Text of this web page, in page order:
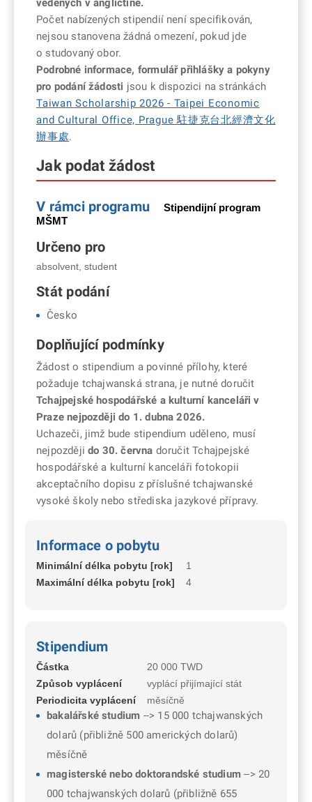
vedených v angličtině.
Počet nabízených stipendií není specifikován,
nejsou stanovena žádná omezení, pokud jde
o studovaný obor.
Podrobné informace, formulář přihlášky a pokyny
pro podání žádosti jsou k dispozici na stránkách
Taiwan Scholarship 2026 - Taipei Economic
and Cultural Office, Prague 駐捷克台北經濟文化
辦事處.
Jak podat žádost
V rámci programu
Stipendijní program
MŠMT
Určeno pro
absolvent, student
Stát podání
Česko
Doplňující podmínky
Žádost o stipendium a povinné přílohy, které
požaduje tchajwanská strana, je nutné doručit
Tchajpejské hospodářské a kulturní kanceláři v
Praze nejpozději do 1. dubna 2026.
Uchazeči, jimž bude stipendium uděleno, musí
nejpozdějido 30. června doručit Tchajpejské
hospodářské a kulturní kanceláři fotokopii
akceptačního dopisu z příslušné tchajwanské
vysoké školy nebo střediska jazykové přípravy.
Informace o pobytu
Minimální délka pobytu [rok]
1
Maximální délka pobytu [rok]
4
Stipendium
Částka
20 000 TWD
Způsob vyplácení
vyplácí přijímající stát
Periodicita vyplácení
měsíčně
bakalářské studium --> 15 000 tchajwanských
dolarů (přibližně 500 amerických dolarů)
měsíčně
magisterské nebo doktorandské studium--> 20
000 tchajwanských dolarů (přibližně 655